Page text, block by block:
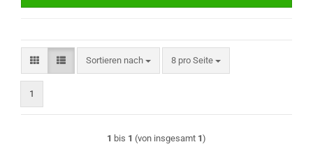
Sortieren nach
Sortieren nach 8 pro Seite
pro Seite
1
1 bis 1 (von insgesamt 1)